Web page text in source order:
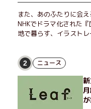
また、あのふたりに会
NHKでドラマ化された
地で暮らす、イラスト
げたり、部屋でふたり
独身、幼なじみの変わ
2 ニュース